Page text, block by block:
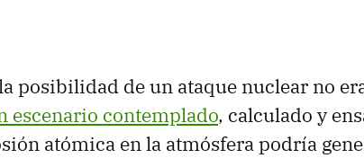
posibilidad de un ataque nuclear no
escenario contemplado, calculado y
atómica en la atmósfera podría